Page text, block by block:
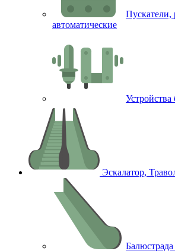
Пускатели,
автоматические
Устройства
Эскалатор,
Балюстрада